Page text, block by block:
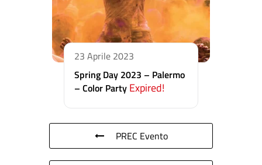
23 Aprile 2023
Spring Day 2023 – Palermo
– Color Party Expired!
PREC Evento